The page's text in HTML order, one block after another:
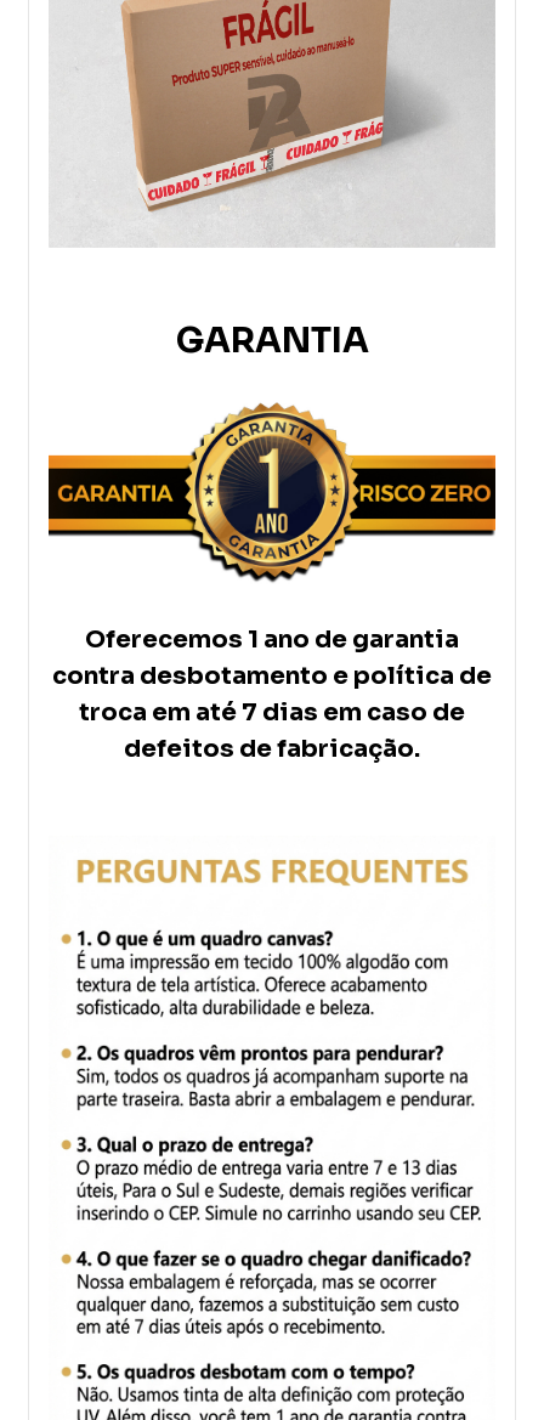
GARANTIA
Oferecemos 1 ano de garantia
contra desbotamento e política de
troca em até 7 dias em caso de
defeitos de fabricação.